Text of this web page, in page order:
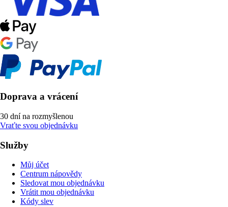
Doprava a vrácení
30 dní na rozmyšlenou
Vraťte svou objednávku
Služby
Můj účet
Centrum nápovědy
Sledovat mou objednávku
Vrátit mou objednávku
Kódy slev